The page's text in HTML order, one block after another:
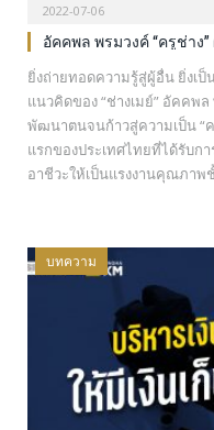
2022-07-06
อัคคพล พรมวงค์ “ครูช่าง
ยิ่งถ่ายทอดความรู้สู่ผู้อื่น ยิ่งเ
แนวคิดของ “ช่างเมย์” อัคคพ
พัฒนาตนจนก้าวสู่ความเป็น “
แรกของประเทศไทยที่ได้รับก
อาชีวะให้เป็นแรงงานคุณภา
บทความ